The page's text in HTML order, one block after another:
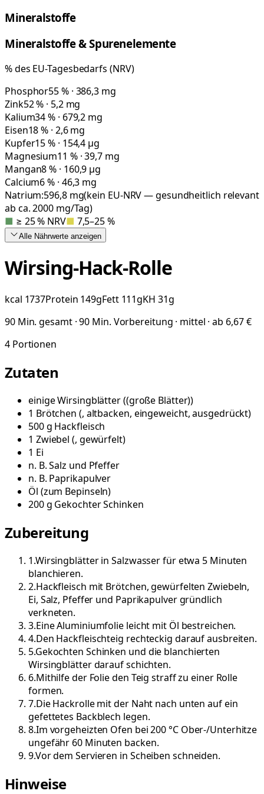
Mineralstoffe
Mineralstoffe & Spurenelemente
% des EU-Tagesbedarfs (NRV)
Phosphor55 % · 386,3 mg
Zink52 % · 5,2 mg
Kalium34 % · 679,2 mg
Eisen18 % · 2,6 mg
Kupfer15 % · 154,4 µg
Magnesium11 % · 39,7 mg
Mangan8 % · 160,9 µg
Calcium6 % · 46,3 mg
Natrium:596,8mg(kein EU-NRV — gesundheitlich relevant
ab ca. 2000 mg/Tag)
■ ≥ 25 % NRV■ 7,5–25 %
Alle Nährwerte anzeigen
Wirsing-Hack-Rolle
kcal 1737Protein 149gFett 111gKH 31g
90 Min. gesamt · 90 Min. Vorbereitung · mittel · ab 6,67 €
4 Portionen
Zutaten
einigeWirsingblätter((große Blätter))
1 Brötchen (, altbacken, eingeweicht, ausgedrückt)
500g Hackfleisch
1 Zwiebel (, gewürfelt)
1 Ei
n. B.Salz und Pfeffer
n. B. Paprikapulver
Öl (zum Bepinseln)
200g Gekochter Schinken
Zubereitung
1.Wirsingblätter in Salzwasser für etwa 5 Minuten
blanchieren.
2.Hackfleisch mit Brötchen, gewürfelten Zwiebeln,
Ei, Salz, Pfeffer und Paprikapulver gründlich
verkneten.
3.Eine Aluminiumfolie leicht mit Öl bestreichen.
4.Den Hackfleischteig rechteckig darauf ausbreiten.
5.Gekochten Schinken und die blanchierten
Wirsingblätter darauf schichten.
6.Mithilfe der Folie den Teig straff zu einer Rolle
formen.
7.Die Hackrolle mit der Naht nach unten auf ein
gefettetes Backblech legen.
8.Im vorgeheizten Ofen bei 200 °C Ober-/Unterhitze
ungefähr 60 Minuten backen.
9.Vor dem Servieren in Scheiben schneiden.
Hinweise